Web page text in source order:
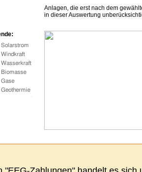
Anlagen, die erst nach dem
in dieser Auswertung